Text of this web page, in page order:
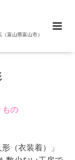
富山県富山市）
もの
（衣装着）」